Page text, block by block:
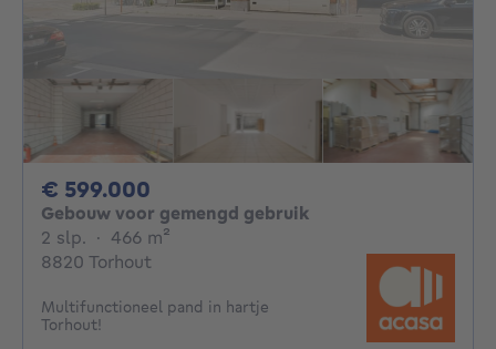
€ 599.000
Gebouw voor gemengd gebruik
2 slp. 2 slaapkamers
· 466 m²
8820 Torhout
Multifunctioneel pand in hartje
Torhout!